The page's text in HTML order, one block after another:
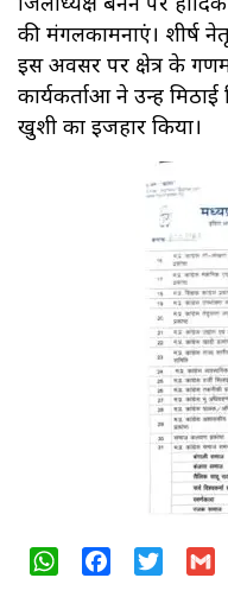
की मंगलकामनाएं। शीर्ष
​इस अवसर पर क्षेत्र के
कार्यकर्ताओं ने उन्हें
खुशी का इजहार किया।
WhatsAppFacebookTwitter